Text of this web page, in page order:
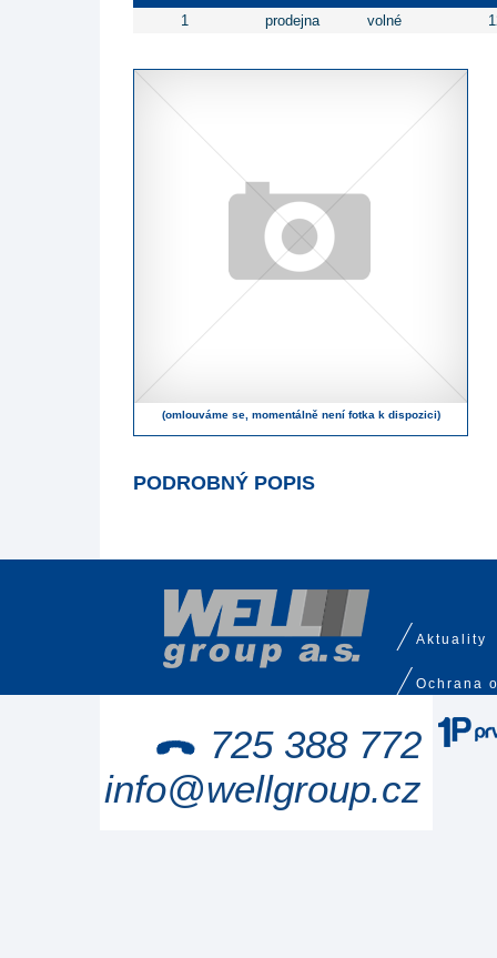
1 prodejna volné
(omlouváme se, momentálně není fotka k dispozici)
PODROBNÝ POPIS
Aktuality
Ochrana
725 388 772
info@wellgroup.cz